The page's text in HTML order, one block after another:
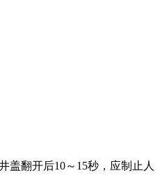
盖翻开后10～15秒，应制止人